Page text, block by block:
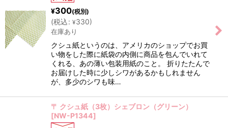
¥300(税別)
(税込: ¥330)
在庫あり
クシュ紙というのは、アメリカのショップでお買
い物をした際に紙袋の内側に商品を包んでいれて
くれる、あの薄い包装用紙のこと。 折りたたんで
お届けした時に少しシワがあるかもしれません
が、多少のシワも味…
〒 クシュ紙（3枚）シェブロン（グリーン）
[NW-P1344]